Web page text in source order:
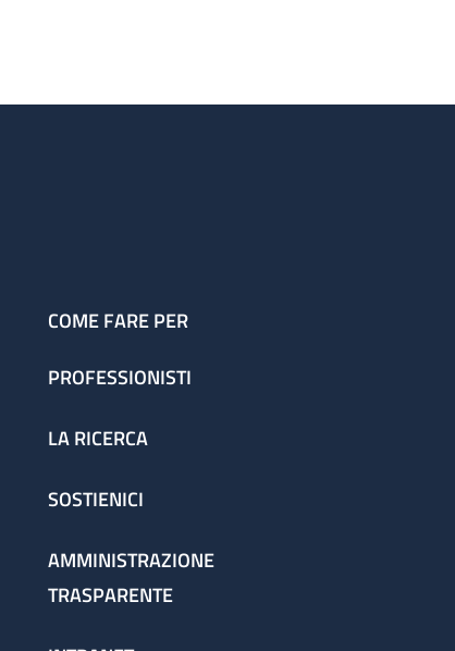
COME FARE PER
PROFESSIONISTI
LA RICERCA
SOSTIENICI
AMMINISTRAZIONE
TRASPARENTE